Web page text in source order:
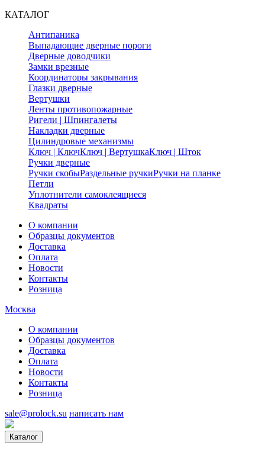
КАТАЛОГ
Антипаника
Выпадающие дверные пороги
Дверные доводчики
Замки врезные
Координаторы закрывания
Глазки дверные
Вертушки
Ленты противопожарные
Ригели | Шпингалеты
Накладки дверные
Цилиндровые механизмы
Ключ | КлючКлюч | ВертушкаКлюч | Шток
Ручки дверные
Ручки скобыРаздельные ручкиРучки на планке
Петли
Уплотнители самоклеящиеся
Квадраты
О компании
Образцы документов
Доставка
Оплата
Новости
Контакты
Розница
Москва
О компании
Образцы документов
Доставка
Оплата
Новости
Контакты
Розница
sale@prolock.su написать нам
Каталог